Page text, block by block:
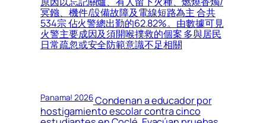
冥鏹、機件/設備故障及電線短路為主 合共
534宗 佔火警總出勤的62.82%。由數據可見
火警主要成因及須開喉撲救的個案 多與居民
日常疏忽或安全防範意識不足相關
Panama! 2026Condenan a educador por
hostigamiento escolar contra cinco